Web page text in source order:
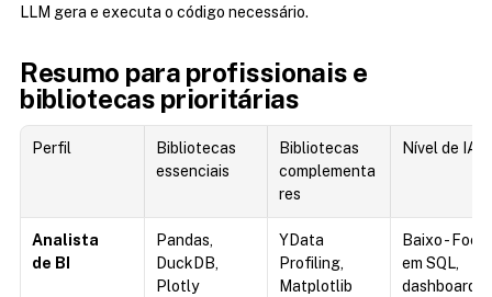
LLM gera e executa o código necessário.
Resumo para profissionais e
bibliotecas prioritárias
Perfil
Bibliotecas
essenciais
Bibliotecas
complementa
res
Nível de IA
Analista
de BI
Pandas,
DuckDB,
Plotly
YData
Profiling,
Matplotlib
Baixo - Foco
em SQL,
dashboards